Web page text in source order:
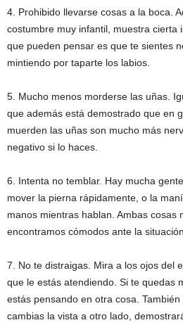
4. Prohibido llevarse cosas a la boca.
costumbre muy infantil, muestra cierta
que pueden pensar es que te sientes
mintiendo por taparte los labios.
5. Mucho menos morderse las uñas.
que además está demostrado que en
muerden las uñas son mucho más
negativo si lo haces.
6. Intenta no temblar. Hay mucha
mover la pierna rápidamente, o la
manos mientras hablan. Ambas cosas
encontramos cómodos ante la situación.
7. No te distraigas. Mira a los ojos del
que le estás atendiendo. Si te quedas
estás pensando en otra cosa.
cambias la vista a otro lado,